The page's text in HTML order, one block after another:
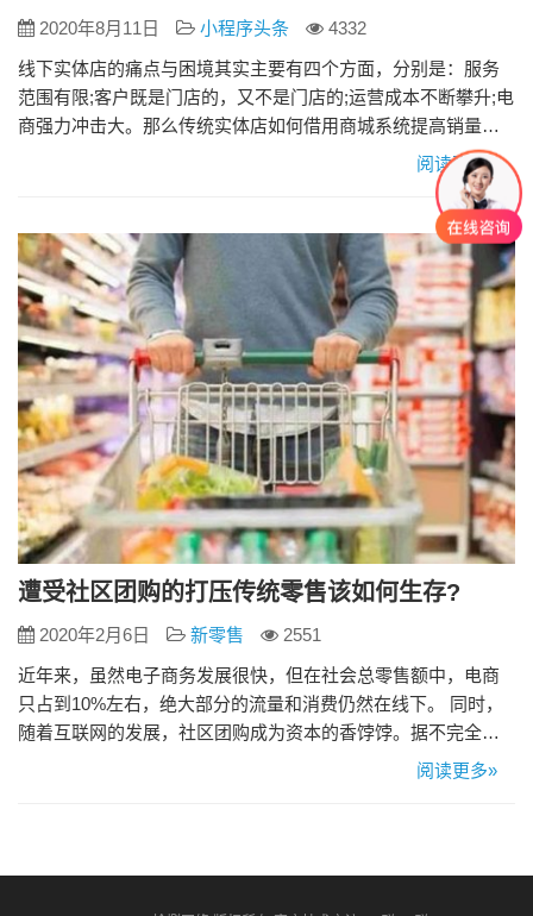
2020年8月11日 小程序头条
4332
线下实体店的痛点与困境其实主要有四个方面，分别是：服务
范围有限;客户既是门店的，又不是门店的;运营成本不断攀升;电
商强力冲击大。那么传统实体店如何借用商城系统提高销量？
一、多平台布局 除微信以外，支付宝、百度、头条系等超级平
台都开始通过小程序释放自己的流量，企业需要判断和考虑适
合自己的平台，以及如何利用平台蓄积流量。 二、利用数据做
好精细化运营 从发展速度来看，小程序已经从跑马圈地、野蛮
生长的阶…
阅读更多»
遭受社区团购的打压传统零售该如何生存?
2020年2月6日 新零售
2551
近年来，虽然电子商务发展很快，但在社会总零售额中，电商
只占到10%左右，绝大部分的流量和消费仍然在线下。 同时，
随着互联网的发展，社区团购成为资本的香饽饽。据不完全统
计，在近100天内，这个赛道至少有十几家公司获得融资，像十
传统的夫妻…
阅读更多»